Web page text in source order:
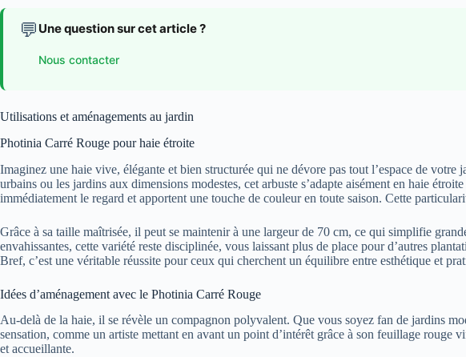
💬 Une question sur cet article ?
Nous contacter
Utilisations et aménagements au jardin
Photinia Carré Rouge pour haie étroite
Imaginez une haie vive, élégante et bien structurée qui ne dévore pas tout l’espace de
urbains ou les jardins aux dimensions modestes, cet arbuste s’adapte aisément en haie
immédiatement le regard et apportent une touche de couleur en toute saison. Cette
Grâce à sa taille maîtrisée, il peut se maintenir à une largeur de 70 cm, ce qui simplifie
envahissantes, cette variété reste disciplinée, vous laissant plus de place pour d’autres
Bref, c’est une véritable réussite pour ceux qui cherchent un équilibre entre esthétique et
Idées d’aménagement avec le Photinia Carré Rouge
Au-delà de la haie, il se révèle un compagnon polyvalent. Que vous soyez fan de jardins
sensation, comme un artiste mettant en avant un point d’intérêt grâce à son feuillage rouge
et accueillante.